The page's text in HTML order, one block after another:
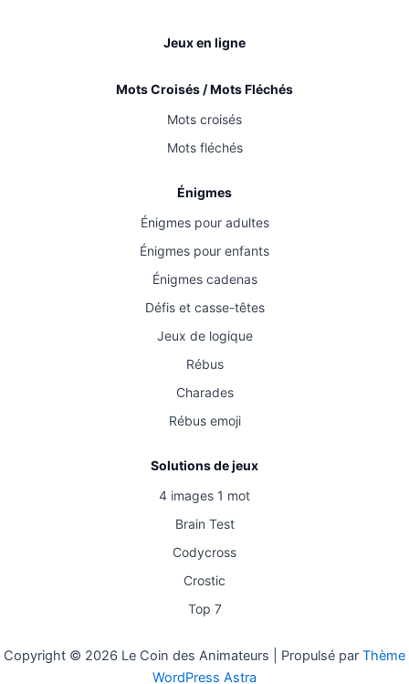
Jeux en ligne
Mots Croisés / Mots Fléchés
Mots croisés
Mots fléchés
Énigmes
Énigmes pour adultes
Énigmes pour enfants
Énigmes cadenas
Défis et casse-têtes
Jeux de logique
Rébus
Charades
Rébus emoji
Solutions de jeux
4 images 1 mot
Brain Test
Codycross
Crostic
Top 7
Copyright © 2026 Le Coin des Animateurs | Propulsé par Thème
WordPress Astra